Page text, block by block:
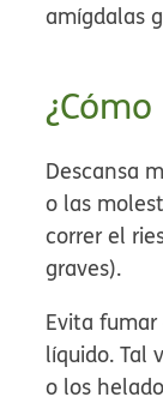
amígdalas
Descansa
o las
correr el
graves).
Evita
líquido. Tal
o los